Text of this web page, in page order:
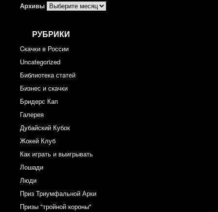
Архивы
РУБРИКИ
Cкачки в России
Uncategorized
Библиотека статей
Бизнес и скачки
Бридерс Кап
Галерея
Дубайский Кубок
Жокей Клуб
Как играть и выигрывать
Лошади
Люди
Приз Триумфальной Арки
Призы "тройной короны"